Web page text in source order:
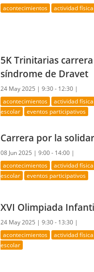
acontecimientos actividad física
5K Trinitarias
síndrome de Dravet
24 May 2025 |9:30 - 12:30 |
acontecimientos actividad física
escolar
eventos participativos
Carrera por la
08 Jun 2025 |9:00 - 14:00 |
acontecimientos actividad física
escolar
eventos participativos
XVI Olimpiada
24 May 2025 |9:30 - 13:30 |
acontecimientos actividad física
escolar